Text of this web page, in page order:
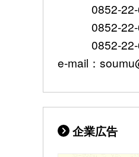
0852-22-
0852-22-
0852-22-
e-mail：
企業広告